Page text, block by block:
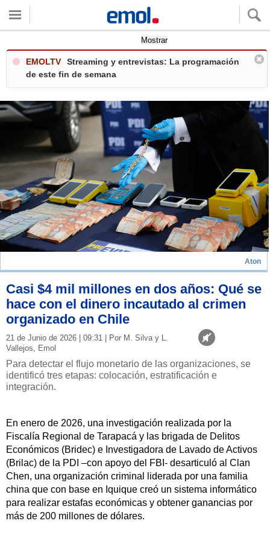
Mostrar
EMOLTV
Streaming y entrevistas: La programación
de este fin de semana
Aton
Casi $4 mil millones en dos años: Qué se
hace con el dinero incautado al crimen
organizado en Chile
21 de Junio de 2026 | 09:31 | Por M. Silva y L.
Vallejos, Emol
Para detectar el flujo monetario de las organizaciones, se
identificó tres etapas: colocación, estratificación e
integración.
En enero de 2026, una investigación realizada por la
Fiscalía Regional de Tarapacá y las brigada de Delitos
Económicos (Bridec) e Investigadora de Lavado de Activos
(Brilac) de la PDI –con apoyo del FBI- desarticuló al Clan
Chen, una organización criminal liderada por una familia
china que con base en Iquique creó un sistema informático
para realizar estafas económicas y obtener ganancias por
más de 200 millones de dólares.